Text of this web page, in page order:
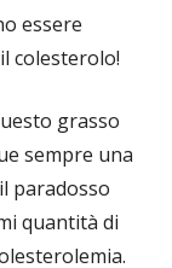
essere
colesterolo!
grasso
sempre una
paradosso
quantità di